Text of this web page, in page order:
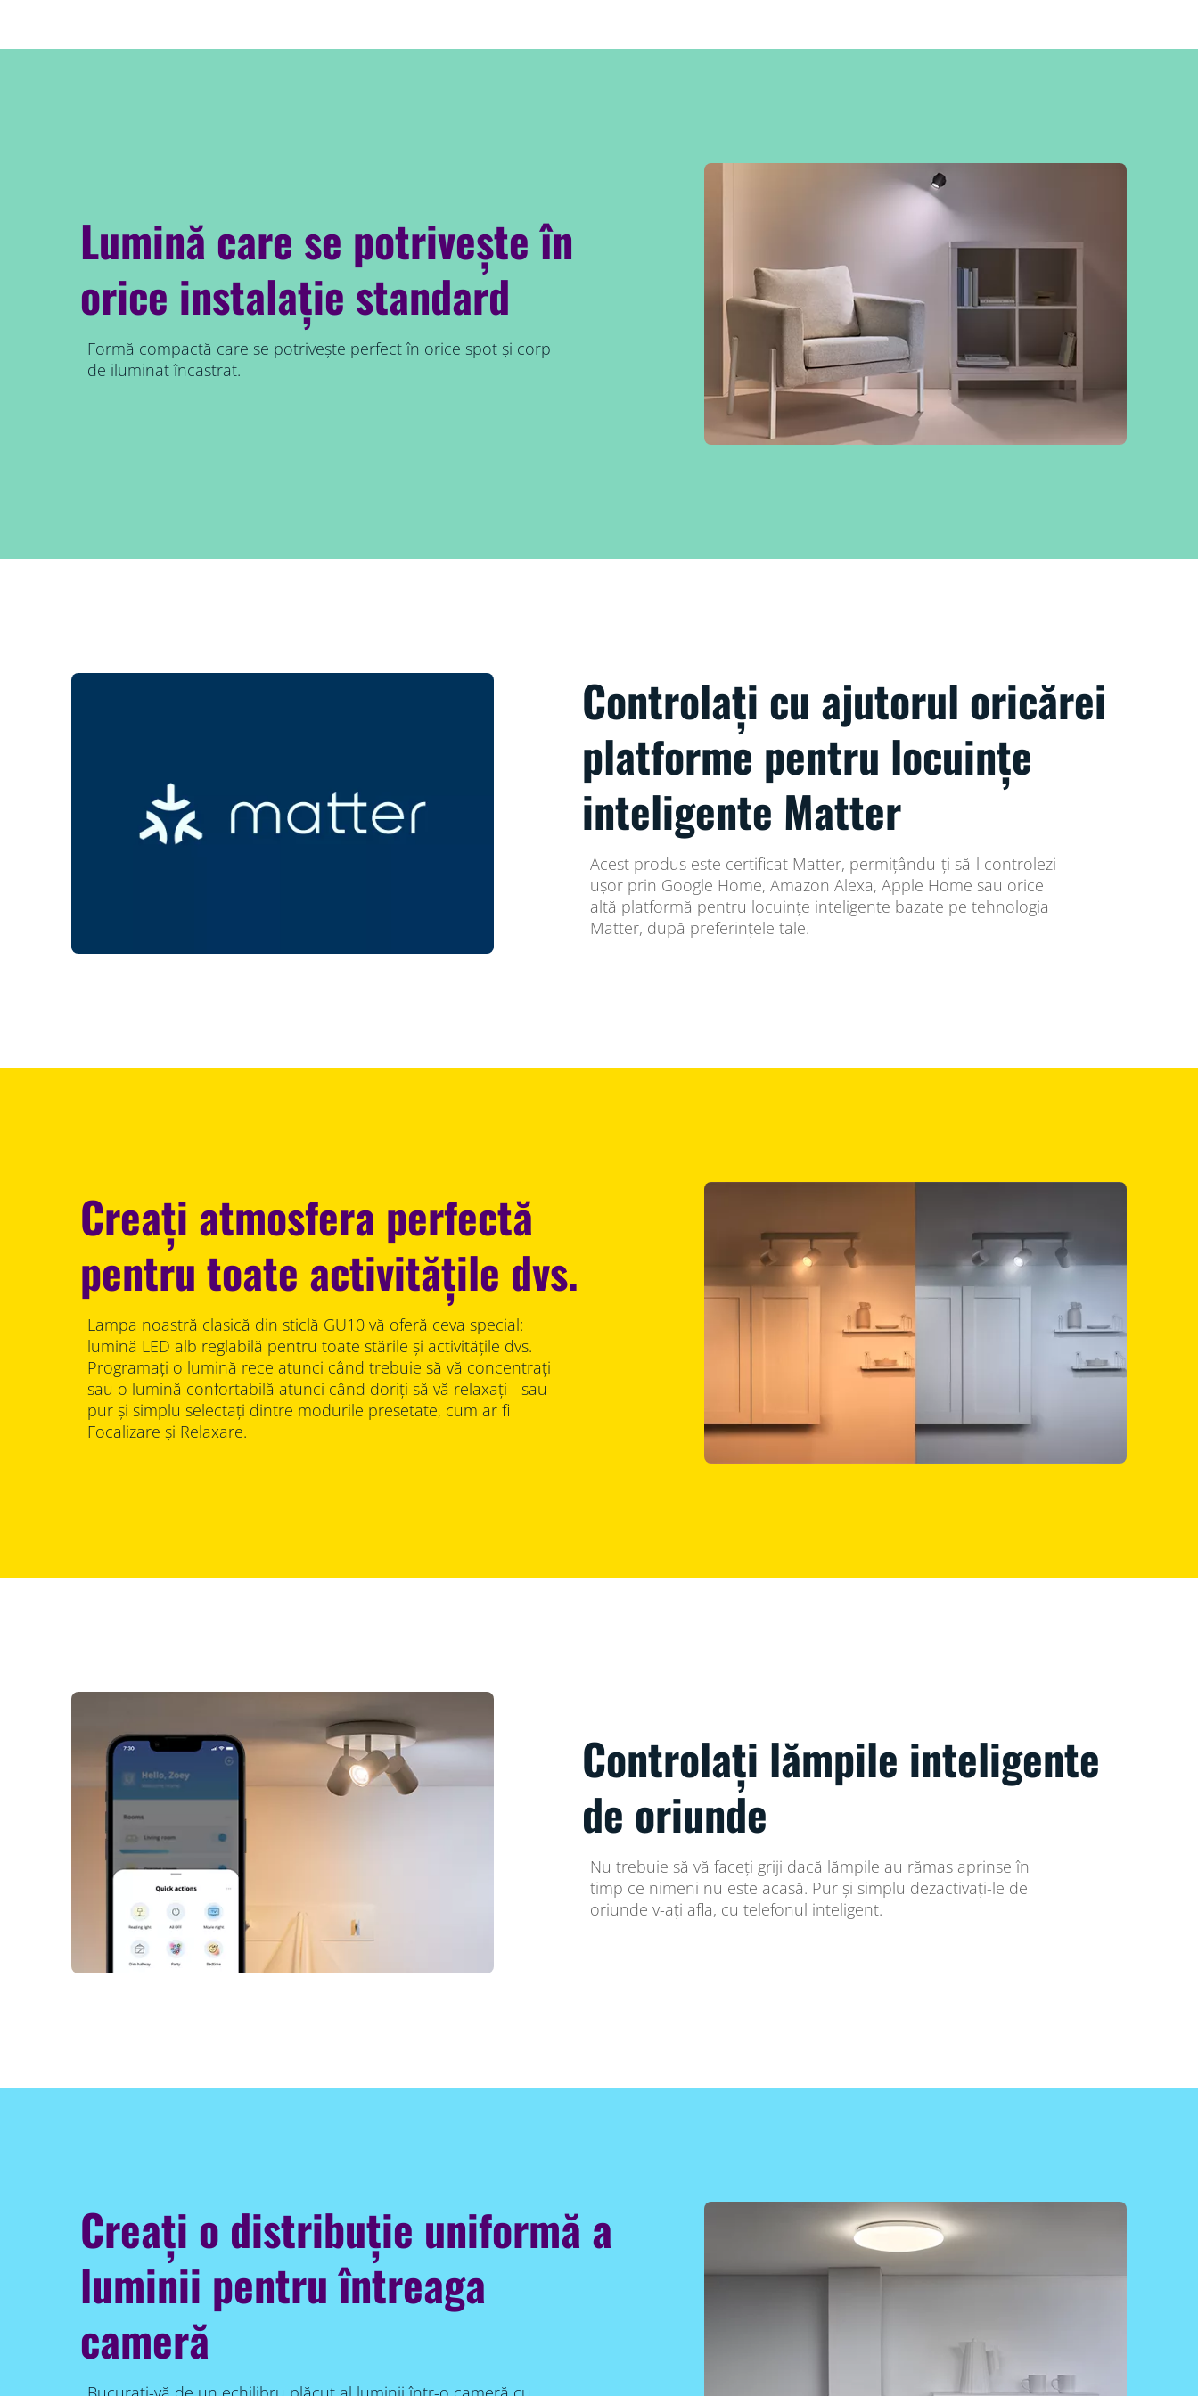
Lumină care se potrivește în
orice instalație standard
Formă compactă care se potrivește perfect în orice spot și corp
de iluminat încastrat.
Controlați cu ajutorul oricărei
platforme pentru locuințe
inteligente Matter
Acest produs este certificat Matter, permițându-ți să-l controlezi
ușor prin Google Home, Amazon Alexa, Apple Home sau orice
altă platformă pentru locuințe inteligente bazate pe tehnologia
Matter, după preferințele tale.
Creați atmosfera perfectă
pentru toate activitățile dvs.
Lampa noastră clasică din sticlă GU10 vă oferă ceva special:
lumină LED alb reglabilă pentru toate stările și activitățile dvs.
Programați o lumină rece atunci când trebuie să vă concentrați
sau o lumină confortabilă atunci când doriți să vă relaxați - sau
pur și simplu selectați dintre modurile presetate, cum ar fi
Focalizare și Relaxare.
Controlați lămpile inteligente
de oriunde
Nu trebuie să vă faceți griji dacă lămpile au rămas aprinse în
timp ce nimeni nu este acasă. Pur și simplu dezactivați-le de
oriunde v-ați afla, cu telefonul inteligent.
Creați o distribuție uniformă a
luminii pentru întreaga
cameră